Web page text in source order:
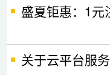
盛夏钜惠：1元注册
关于云平台服